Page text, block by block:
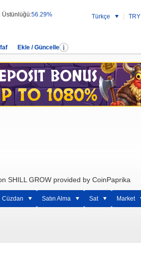
Üstünlüğü:56.29% Türkçe TRY
Ekle / Güncelle
SHILL GROW provided by CoinPaprika
Cüzdan Satın Alma Sat Market